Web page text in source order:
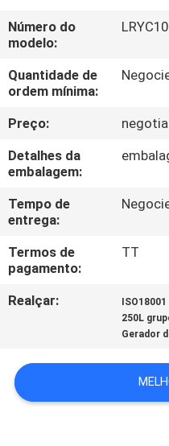
DA
FÁBRICA
CONTROLE
DA
QUALIDADE
CONTACTE-
NOS
UMAS
MAPA
Número do
modelo:
Quantidade de
ordem mínima:
Preço:
Detalhes da
embalagem:
Tempo de
entrega:
Termos de
pagamento:
TT
Realçar:
250L
Gerador